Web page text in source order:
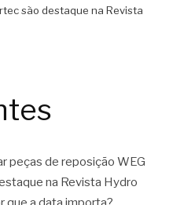
são destaque na Revista
peças de reposição WEG
na Revista Hydro